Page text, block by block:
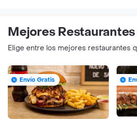
Mejores
Elige entre los mejores restaurantes
Envío Gratis